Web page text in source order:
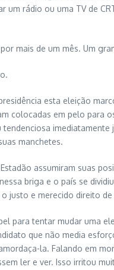
rádio ou uma TV de
mais de um mês. Um
esta eleição
colocadas em pelo para
manchetes.
assumiram suas
briga e o país se
justo e merecido direito
para tentar mudar uma
que não media
la. Falando em
ler e ver. Isso irritou